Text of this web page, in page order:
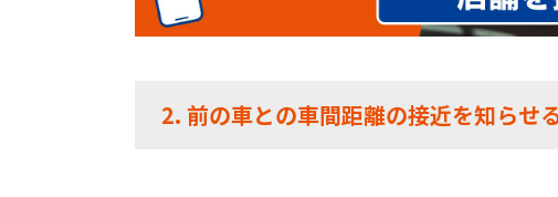
2. 前の車との車間距離の接近を知らせ